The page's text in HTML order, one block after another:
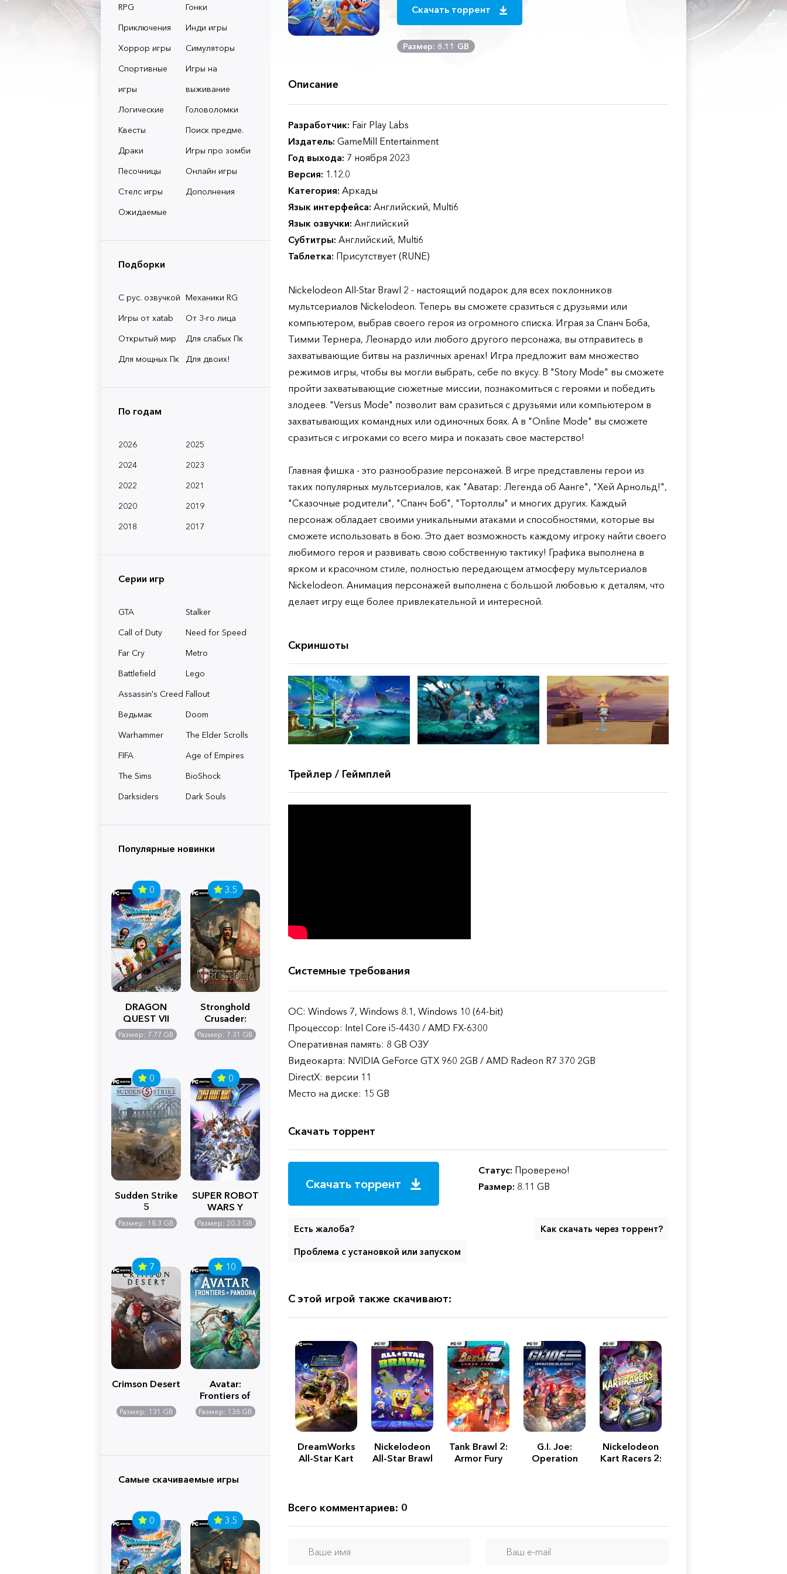
RPG
Гонки
Приключения
Инди игры
Хоррор игры
Симуляторы
Спортивные
игры
Игры на
выживание
Логические
Головоломки
Квесты
Поиск предме.
Драки
Игры про зомби
Песочницы
Онлайн игры
Стелс игры
Дополнения
Ожидаемые
Подборки
С рус. озвучкой Механики RG
Игры от xatab
От 3-го лица
Открытый мир
Для слабых Пк
Для мощных Пк
Для двоих!
По годам
2026
2025
2024
2023
2022
2021
2020
2019
2018
2017
Серии игр
GTA
Stalker
Call of Duty
Need for Speed
Far Cry
Metro
Battlefield
Lego
Assassin's Creed Fallout
Ведьмак
Doom
Warhammer
The Elder Scrolls
FIFA
Age of Empires
The Sims
BioShock
Darksiders
Dark Souls
Популярные новинки
0
DRAGON
QUEST VII
Reimagined
Размер: 7.77 GB
3.5
Stronghold
Crusader:
Definitive
Edition
Размер: 7.31 GB
0
Sudden Strike
5
Размер: 18.3 GB
0
SUPER ROBOT
WARS Y
Размер: 20.3 GB
7
Crimson Desert
Размер: 131 GB
10
Avatar:
Frontiers of
Pandora
Размер: 136 GB
Самые скачиваемые игры
0 3.5
Скачать торрент
Размер: 8.11 GB
Описание
Разработчик: Fair Play Labs
Издатель: GameMill Entertainment
Год выхода: 7 ноября 2023
Версия: 1.12.0
Категория: Аркады
Язык интерфейса: Английский, Multi6
Язык озвучки: Английский
Субтитры: Английский, Multi6
Таблетка: Присутствует (RUNE)
Nickelodeon All-Star Brawl 2 - настоящий подарок для всех поклонников
мультсериалов Nickelodeon. Теперь вы сможете сразиться с друзьями или
компьютером, выбрав своего героя из огромного списка. Играя за Спанч Боба,
Тимми Тернера, Леонардо или любого другого персонажа, вы отправитесь в
захватывающие битвы на различных аренах! Игра предложит вам множество
режимов игры, чтобы вы могли выбрать, себе по вкусу. В "Story Mode" вы сможете
пройти захватывающие сюжетные миссии, познакомиться с героями и победить
злодеев. "Versus Mode" позволит вам сразиться с друзьями или компьютером в
захватывающих командных или одиночных боях. А в "Online Mode" вы сможете
сразиться с игроками со всего мира и показать свое мастерство!
Главная фишка - это разнообразие персонажей. В игре представлены герои из
таких популярных мультсериалов, как "Аватар: Легенда об Аанге", "Хей Арнольд!",
"Сказочные родители", "Спанч Боб", "Тортоллы" и многих других. Каждый
персонаж обладает своими уникальными атаками и способностями, которые вы
сможете использовать в бою. Это дает возможность каждому игроку найти своего
любимого героя и развивать свою собственную тактику! Графика выполнена в
ярком и красочном стиле, полностью передающем атмосферу мультсериалов
Nickelodeon. Анимация персонажей выполнена с большой любовью к деталям, что
делает игру еще более привлекательной и интересной.
Скриншоты
Трейлер / Геймплей
Системные требования
ОС: Windows 7, Windows 8.1, Windows 10 (64-bit)
Процессор: Intel Core i5-4430 / AMD FX-6300
Оперативная память: 8 GB ОЗУ
Видеокарта: NVIDIA GeForce GTX 960 2GB / AMD Radeon R7 370 2GB
DirectX: версии 11
Место на диске: 15 GB
Скачать торрент
Скачать торрент
Статус: Проверено!
Размер: 8.11 GB
Есть жалоба? Как скачать через торрент?
Проблема с установкой или запуском
С этой игрой также скачивают:
DreamWorks
All-Star Kart
Nickelodeon
All-Star Brawl
Tank Brawl 2:
Armor Fury
G.I. Joe:
Operation
Nickelodeon
Kart Racers 2:
Всего комментариев: 0